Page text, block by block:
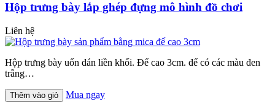
Hộp trưng bày lắp ghép đựng mô hình đồ chơi
Liên hệ
Hộp trưng bày uốn dán liền khối. Đế cao 3cm. đế có các màu đen
trắng…
Thêm vào giỏ Mua ngay